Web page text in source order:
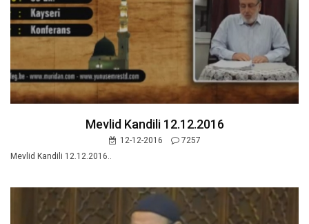
Mevlid Kandili 12.12.2016
12-12-2016
7257
Mevlid Kandili 12.12.2016..